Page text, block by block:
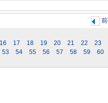
16 17 18 19 20 21 22 23
53 54 55 56 57 58 59 60